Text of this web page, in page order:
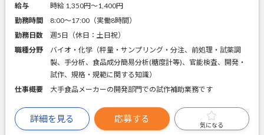
給与
時給 1,350円〜1,400円
勤務時間
8:00～17:00（実働8時間）
勤務日数
週5日（休日：土日祝）
職種分野
バイオ・化学（秤量・サンプリング・分注、前処理・試薬調
製、手分析、食品成分簡易分析(糖度計等)、官能検査、開発・
試作、規格・規範に関する知識）
仕事概要
大手食品メーカーの開発部門での試作補助業務です
詳細を見る 応募する
気になる